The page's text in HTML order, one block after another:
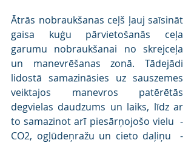
Ātrās nobraukšanas ceļš ļauj saīsināt
gaisa kuģu pārvietošanās ceļa
garumu nobraukšanai no skrejceļa
un manevrēšanas zonā. Tādejādi
lidostā samazināsies uz sauszemes
veiktajos manevros patērētās
degvielas daudzums un laiks, līdz ar
to samazinot arī piesārņojošo vielu  -
CO2, ogļūdeņražu un cieto daļiņu  -